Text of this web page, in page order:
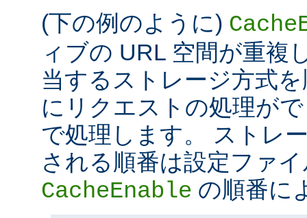
(下の例のように)
ィブの URL 空間が重複
当するストレージ方式
にリクエストの処理が
で処理します。 ストレ
される順番は設定ファ
CacheEnable の順番に